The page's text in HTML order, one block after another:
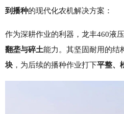
到播种的现代化农机解决方案：
作为深耕作业的利器，龙丰460液
翻垄与碎土能力。其坚固耐用的结
块 ，为后续的播种作业打下平整、